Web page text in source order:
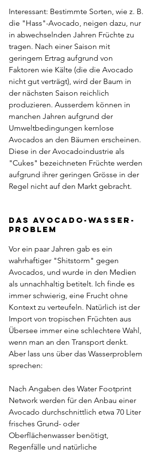
Interessant: Bestimmte Sorten, wie z. B.
die "Hass"-Avocado, neigen dazu, nur
in abwechselnden Jahren Früchte zu
tragen. Nach einer Saison mit
geringem Ertrag aufgrund von
Faktoren wie Kälte (die die Avocado
nicht gut verträgt), wird der Baum in
der nächsten Saison reichlich
produzieren. Ausserdem können in
manchen Jahren aufgrund der
Umweltbedingungen kernlose
Avocados an den Bäumen erscheinen.
Diese in der Avocadoindustrie als
"Cukes" bezeichneten Früchte werden
aufgrund ihrer geringen Grösse in der
Regel nicht auf den Markt gebracht.
Das Avocado-Wasser-
Problem
Vor ein paar Jahren gab es ein
wahrhaftiger "Shitstorm" gegen
Avocados, und wurde in den Medien
als unnachhaltig betitelt. Ich finde es
immer schwierig, eine Frucht ohne
Kontext zu verteufeln. Natürlich ist der
Import von tropischen Früchten aus
Übersee immer eine schlechtere Wahl,
wenn man an den Transport denkt.
Aber lass uns über das Wasserproblem
sprechen:
Nach Angaben des Water Footprint
Network werden für den Anbau einer
Avocado durchschnittlich etwa 70 Liter
frisches Grund- oder
Oberflächenwasser benötigt,
Regenfälle und natürliche